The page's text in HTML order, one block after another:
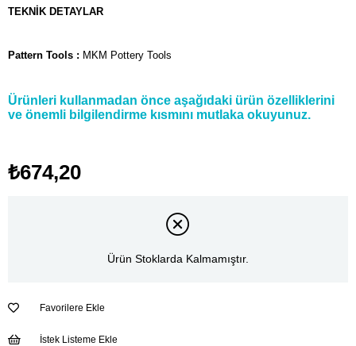
TEKNİK DETAYLAR
Pattern Tools : MKM Pottery Tools
Ürünleri kullanmadan önce aşağıdaki ürün özelliklerini
ve önemli bilgilendirme kısmını mutlaka okuyunuz.
₺674,20
Ürün Stoklarda Kalmamıştır.
Favorilere Ekle
İstek Listeme Ekle